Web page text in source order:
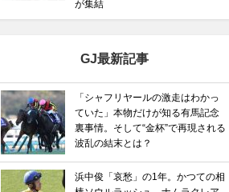
が集結
GJ最新記事
「シャフリヤールの激走はわかっ
ていた」本物だけが知る有馬記念
裏事情。そして“金杯”で再現される
波乱の結末とは？
浜中俊「哀愁」の1年。かつての相